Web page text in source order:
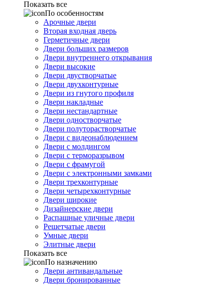
Показать все
По особенностям
Арочные двери
Вторая входная дверь
Герметичные двери
Двери больших размеров
Двери внутреннего открывания
Двери высокие
Двери двустворчатые
Двери двухконтурные
Двери из гнутого профиля
Двери накладные
Двери нестандартные
Двери одностворчатые
Двери полуторастворчатые
Двери с видеонаблюдением
Двери с молдингом
Двери с терморазрывом
Двери с фрамугой
Двери с электронными замками
Двери трехконтурные
Двери четырехконтурные
Двери широкие
Дизайнерские двери
Распашные уличные двери
Решетчатые двери
Умные двери
Элитные двери
Показать все
По назначению
Двери антивандальные
Двери бронированные